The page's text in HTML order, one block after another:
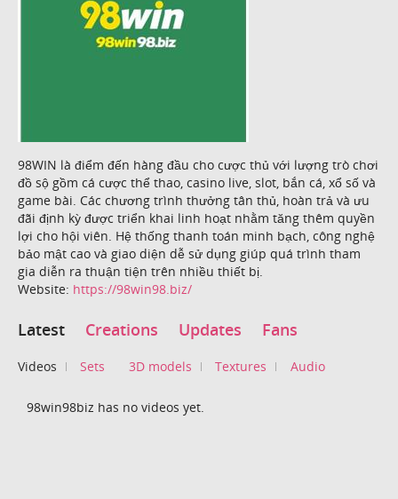
98WIN là điểm đến hàng đầu cho cược thủ với lượng trò chơi
đồ sộ gồm cá cược thể thao, casino live, slot, bắn cá, xổ số và
game bài. Các chương trình thưởng tân thủ, hoàn trả và ưu
đãi định kỳ được triển khai linh hoạt nhằm tăng thêm quyền
lợi cho hội viên. Hệ thống thanh toán minh bạch, công nghệ
bảo mật cao và giao diện dễ sử dụng giúp quá trình tham
gia diễn ra thuận tiện trên nhiều thiết bị.
Website: https://98win98.biz/
Latest Creations Updates Fans
Videos Sets 3D models Textures Audio
98win98biz has no videos yet.